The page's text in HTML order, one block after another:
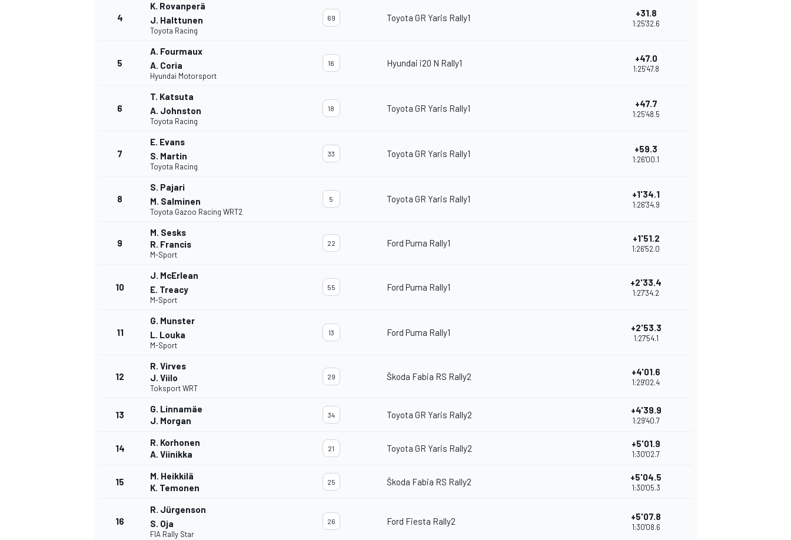
FÓRMULA E
4
K. Rovanperä
J. Halttunen
Toyota Racing
69 Toyota GR Yaris Rally1 +31.8
1:25'32.6
5
A. Fourmaux
A. Coria
Hyundai Motorsport
16 Hyundai i20 N Rally1 +47.0
1:25'47.8
6
T. Katsuta
A. Johnston
Toyota Racing
18 Toyota GR Yaris Rally1 +47.7
1:25'48.5
7
E. Evans
S. Martin
Toyota Racing
33 Toyota GR Yaris Rally1 +59.3
1:26'00.1
8
S. Pajari
M. Salminen
Toyota Gazoo Racing WRT2
5 Toyota GR Yaris Rally1 +1'34.1
1:26'34.9
9
M. Sesks
R. Francis
M-Sport
22 Ford Puma Rally1 +1'51.2
1:26'52.0
10
J. McErlean
E. Treacy
M-Sport
55 Ford Puma Rally1 +2'33.4
1:27'34.2
11
G. Munster
L. Louka
M-Sport
13 Ford Puma Rally1 +2'53.3
1:27'54.1
12
R. Virves
J. Viilo
Toksport WRT
29 Škoda Fabia RS Rally2 +4'01.6
1:29'02.4
13
G. Linnamäe
J. Morgan
34 Toyota GR Yaris Rally2 +4'39.9
1:29'40.7
14
R. Korhonen
A. Viinikka
21 Toyota GR Yaris Rally2 +5'01.9
1:30'02.7
15
M. Heikkilä
K. Temonen
25 Škoda Fabia RS Rally2 +5'04.5
1:30'05.3
16
R. Jürgenson
S. Oja
FIA Rally Star
26 Ford Fiesta Rally2 +5'07.8
1:30'08.6